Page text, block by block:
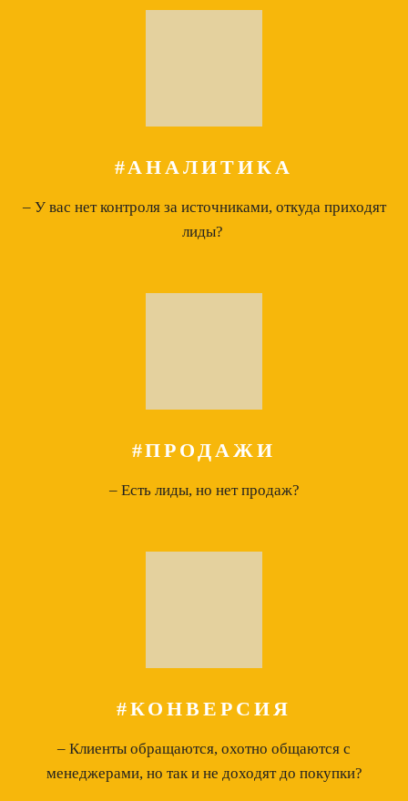
#АНАЛИТИКА
– У вас нет контроля за источниками, откуда приходят
лиды?
#ПРОДАЖИ
– Есть лиды, но нет продаж?
#КОНВЕРСИЯ
– Клиенты обращаются, охотно общаются с
менеджерами, но так и не доходят до покупки?